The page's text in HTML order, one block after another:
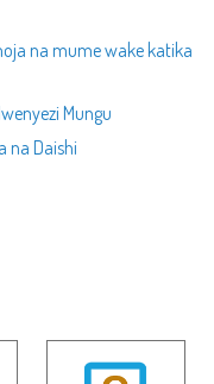
na mume wake katika
Mungu
na Daishi